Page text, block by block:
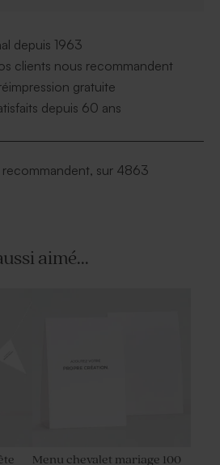
depuis 1963
clients nous recommandent
gratuite
depuis 60 ans
sur 4863
aimé...
Menu chevalet mariage 100